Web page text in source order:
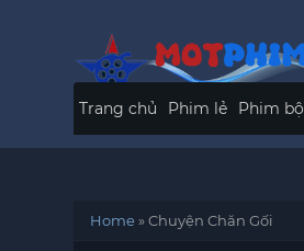
Trang chủ Phim lẻ Phim bộ
Home»Chuyện Chăn Gối